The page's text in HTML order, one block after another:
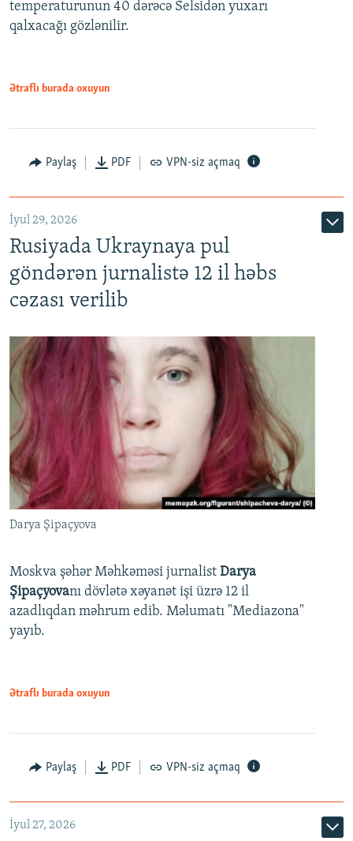
temperaturunun 40 dərəcə Selsidən yuxarı
qalxacağı gözlənilir.
Ətraflı burada oxuyun
Paylaş PDF VPN-siz açmaq
İyul 29, 2026
Rusiyada Ukraynaya pul
göndərən jurnalistə 12 il həbs
cəzası verilib
Darya Şipaçyova
Moskva şəhər Məhkəməsi jurnalist Darya
Şipaçyovanı dövlətə xəyanət işi üzrə 12 il
azadlıqdan məhrum edib. Məlumatı "Mediazona"
yayıb.
Ətraflı burada oxuyun
Paylaş PDF VPN-siz açmaq
İyul 27, 2026